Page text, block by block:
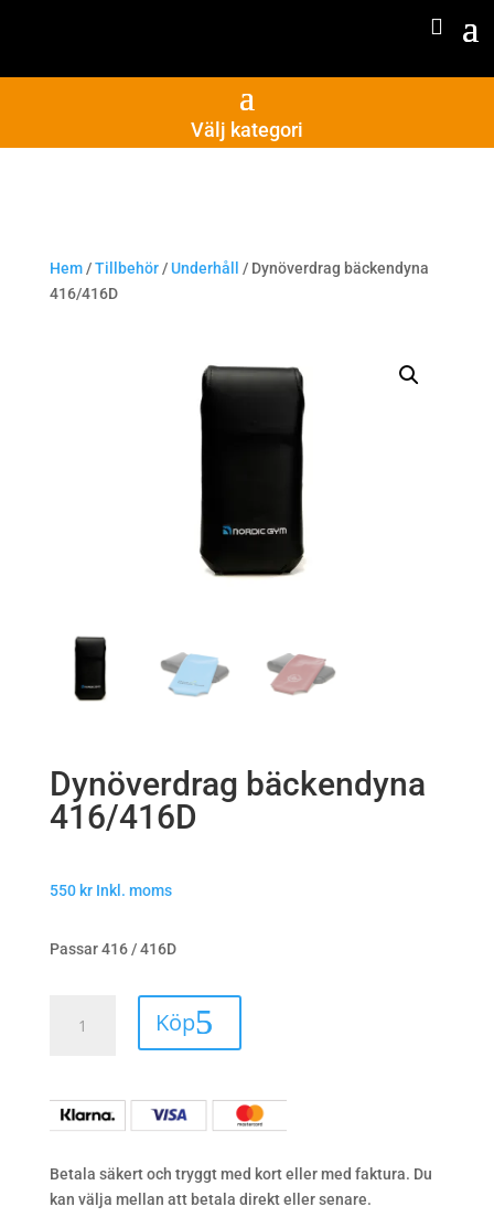
Välj kategori
Hem/Tillbehör/Underhåll
/ Dynöverdrag bäckendyna
416/416D
Dynöverdrag bäckendyna
416/416D
550kr Inkl. moms
Passar 416 / 416D
bäckendyna
Köp
Betala säkert och tryggt med kort eller med faktura. Du
kan välja mellan att betala direkt eller senare.